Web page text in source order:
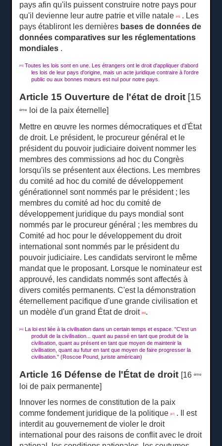
pays afin qu'ils puissent construire notre pays pour
qu'il devienne leur autre patrie et ville natale[45] . Les
pays établiront les dernières bases de données de
données comparatives sur les réglementations
mondiales .
[45] Toutes les lois sont en une.Les étrangers ont le droit d'appliquer d'abord
les lois de leur pays d'origine, mais un acte juridique contraire à l'ordre
public ou aux bonnes mœurs est nul pour notre pays.
Article 15 Ouverture de l'état de droit [15
ème
loi de la paix éternelle]
Mettre en œuvre les normes démocratiques et d'État
de droit. Le président, le procureur général et le
président du pouvoir judiciaire doivent nommer les
membres des commissions ad hoc du Congrès
lorsqu'ils se présentent aux élections. Les membres
du comité ad hoc du comité de développement
générationnel sont nommés par le président ; les
membres du comité ad hoc du comité de
développement juridique du pays mondial sont
nommés par le procureur général ; les membres du
Comité ad hoc pour le développement du droit
international sont nommés par le président du
pouvoir judiciaire. Les candidats serviront le même
mandat que le proposant. Lorsque le nominateur est
approuvé, les candidats nommés sont affectés à
divers comités permanents.C'est la démonstration
éternellement pacifique d'une grande civilisation et
un modèle d'un grand État de droit[46] .
[46] La loi est liée à la civilisation dans un certain temps et espace."C'est un
produit de la civilisation... quant au passé en tant que produit de la
civilisation, quant au présent en tant que moyen de maintenir la
civilisation, quant au futur en tant que moyen de faire progresser la
civilisation."(Roscoe Pound, juriste américain)
Article 16 Défense de l'État de droit [16ème
loi de paix permanente]
Innover les normes de constitution de la paix
comme fondement juridique de la politique[47] .
Il est
interdit au gouvernement de violer le droit
international pour des raisons de conflit avec le droit